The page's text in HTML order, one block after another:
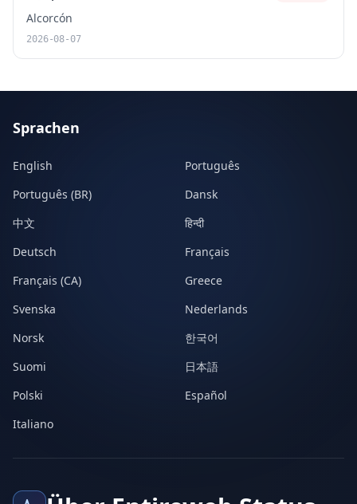
Alcorcón
2026-08-07
Sprachen
English
Português
Português (BR)
Dansk
中文
हिन्दी
Deutsch
Français
Français (CA)
Greece
Svenska
Nederlands
Norsk
한국어
Suomi
日本語
Polski
Español
Italiano